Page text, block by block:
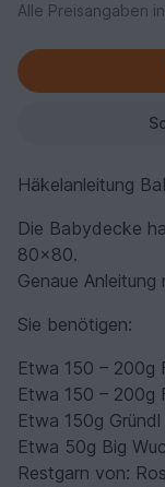
Alle Preisangaben
Häkelanleitung
Die Babydecke
80x80.
Genaue
Sie benötigen:
Etwa 150 – 200g
Etwa 150 – 200g
Etwa 150g
Etwa 50g Big
Restgarn von: